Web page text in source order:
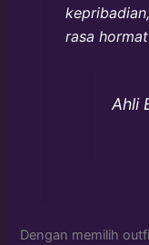
rasa
Ahli
Dengan memilih